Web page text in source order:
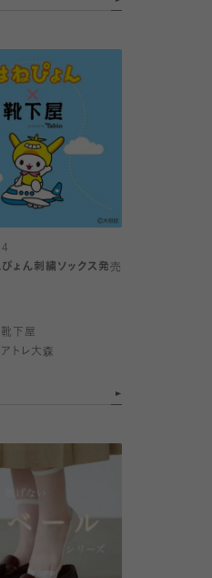
ぴょん刺繍ソックス発売
靴下屋
アトレ大森